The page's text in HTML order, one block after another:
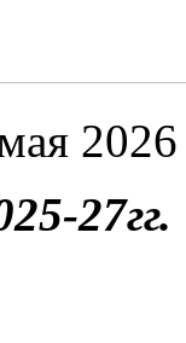
2026
27гг.